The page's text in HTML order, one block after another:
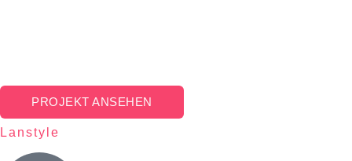
PROJEKT ANSEHEN
Lanstyle